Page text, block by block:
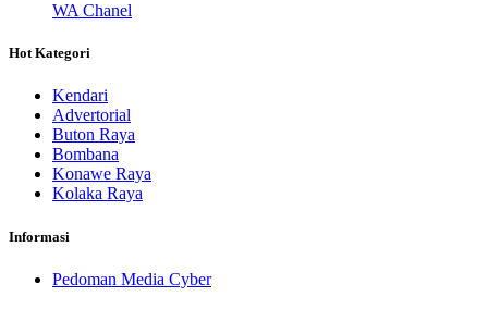
WA Chanel
Hot Kategori
Kendari
Advertorial
Buton Raya
Bombana
Konawe Raya
Kolaka Raya
Informasi
Pedoman Media Cyber